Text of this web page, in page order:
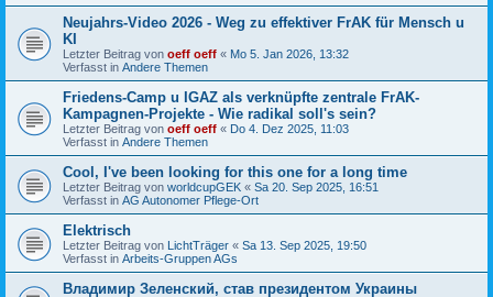
Neujahrs-Video 2026 - Weg zu effektiver FrAK für Mensch u
KI
Letzter Beitrag von oeff oeff « Mo 5. Jan 2026, 13:32
Verfasst in Andere Themen
Friedens-Camp u IGAZ als verknüpfte zentrale FrAK-
Kampagnen-Projekte - Wie radikal soll's sein?
Letzter Beitrag von oeff oeff « Do 4. Dez 2025, 11:03
Verfasst in Andere Themen
Cool, I've been looking for this one for a long time
Letzter Beitrag von worldcupGEK « Sa 20. Sep 2025, 16:51
Verfasst in AG Autonomer Pflege-Ort
Elektrisch
Letzter Beitrag von LichtTräger « Sa 13. Sep 2025, 19:50
Verfasst in Arbeits-Gruppen AGs
Владимир Зеленский, став президентом Украины